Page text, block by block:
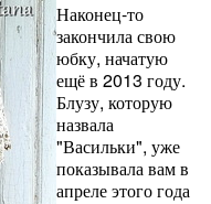
Наконец-то
закончила свою
юбку, начатую
ещё в 2013 году.
Блузу, которую
назвала
"Васильки", уже
показывала вам в
апреле этого года